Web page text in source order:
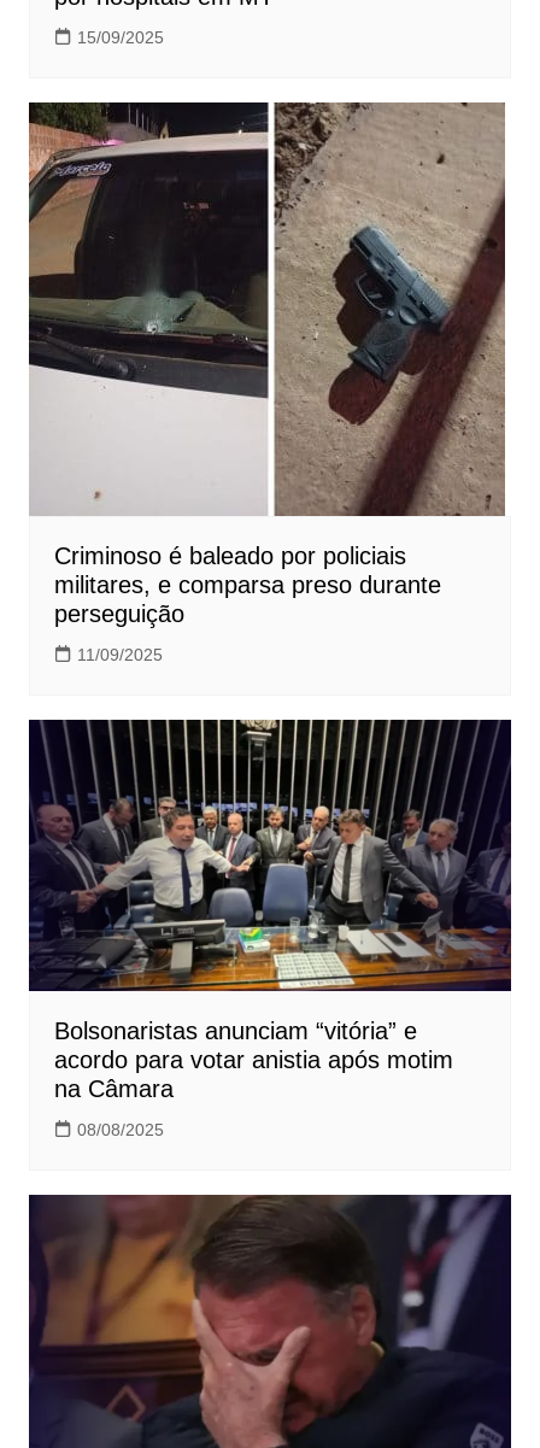
15/09/2025
Criminoso é baleado por policiais
militares, e comparsa preso durante
perseguição
11/09/2025
Bolsonaristas anunciam “vitória” e
acordo para votar anistia após motim
na Câmara
08/08/2025